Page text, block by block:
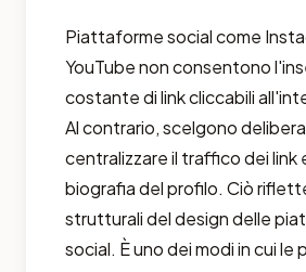
Piattaforme social come
YouTube non consentono
costante di link cliccabili
Al contrario, scelgono
centralizzare il traffico dei link
biografia del profilo. Ciò
strutturali del design delle
social. È uno dei modi in cui